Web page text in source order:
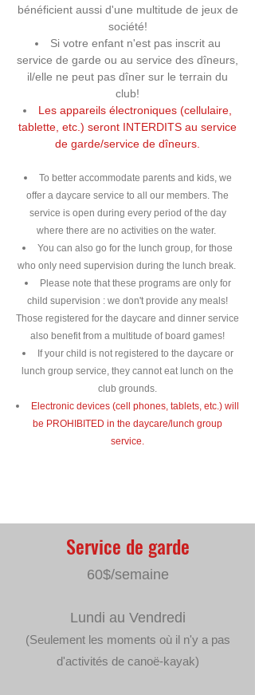
bénéficient aussi d'une multitude de jeux de
société!
Si votre enfant n'est pas inscrit au
service de garde ou au service des dîneurs,
il/elle ne peut pas dîner sur le terrain du
club!
Les appareils électroniques (cellulaire,
tablette, etc.) seront INTERDITS au service
de garde/service de dîneurs.
To better accommodate parents and kids, we
offer a daycare service to all our members. The
service is open during every period of the day
where there are no activities on the water.
You can also go for the lunch group, for those
who only need supervision during the lunch break.
Please note that these programs are only for
child supervision : we don't provide any meals!
Those registered for the daycare and dinner service
also benefit from a multitude of board games!
If your child is not registered to the daycare or
lunch group service, they cannot eat lunch on the
club grounds.
Electronic devices (cell phones, tablets, etc.) will
be PROHIBITED in the daycare/lunch group
service.
Service de garde
60$/semaine
Lundi au Vendredi
(Seulement les moments où il n'y a pas
d'activités de canoë-kayak)